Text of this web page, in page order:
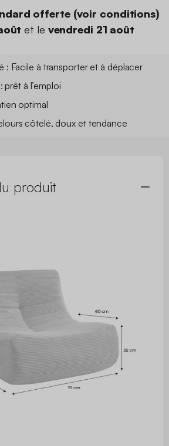
offerte (voir conditions)
et le vendredi 21 août
: Facile à transporter et à déplacer
prêt à l’emploi
optimal
côtelé, doux et tendance
produit